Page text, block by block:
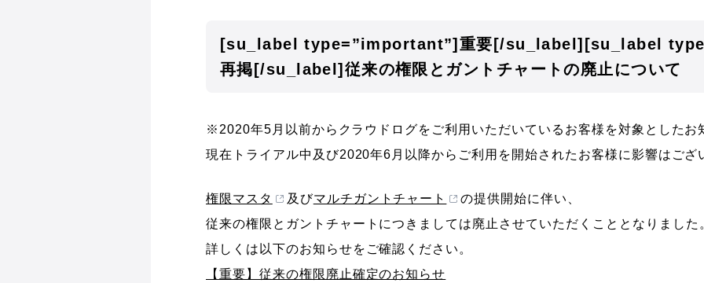
[su_label type=”important”]重要[/su_label][su_label
再掲[/su_label]従来の権限とガントチャートの廃止について
※2020年5月以前からクラウドログをご利用いただいているお客様を対象としたお
現在トライアル中及び2020年6月以降からご利用を開始されたお客様に影響はござ
権限マスタ 及びマルチガントチャート
の提供開始に伴い、
従来の権限とガントチャートにつきましては廃止させていただくこととなりました
詳しくは以下のお知らせをご確認ください。
【重要】従来の権限廃止確定のお知らせ